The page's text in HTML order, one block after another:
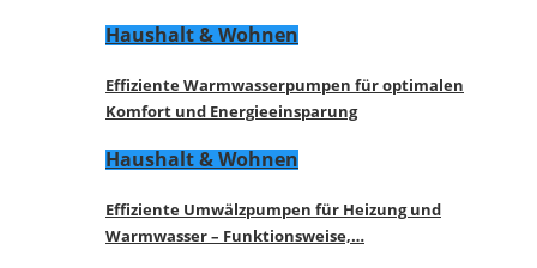
Haushalt & Wohnen
Effiziente Warmwasserpumpen für optimalen
Komfort und Energieeinsparung
Haushalt & Wohnen
Effiziente Umwälzpumpen für Heizung und
Warmwasser – Funktionsweise,…